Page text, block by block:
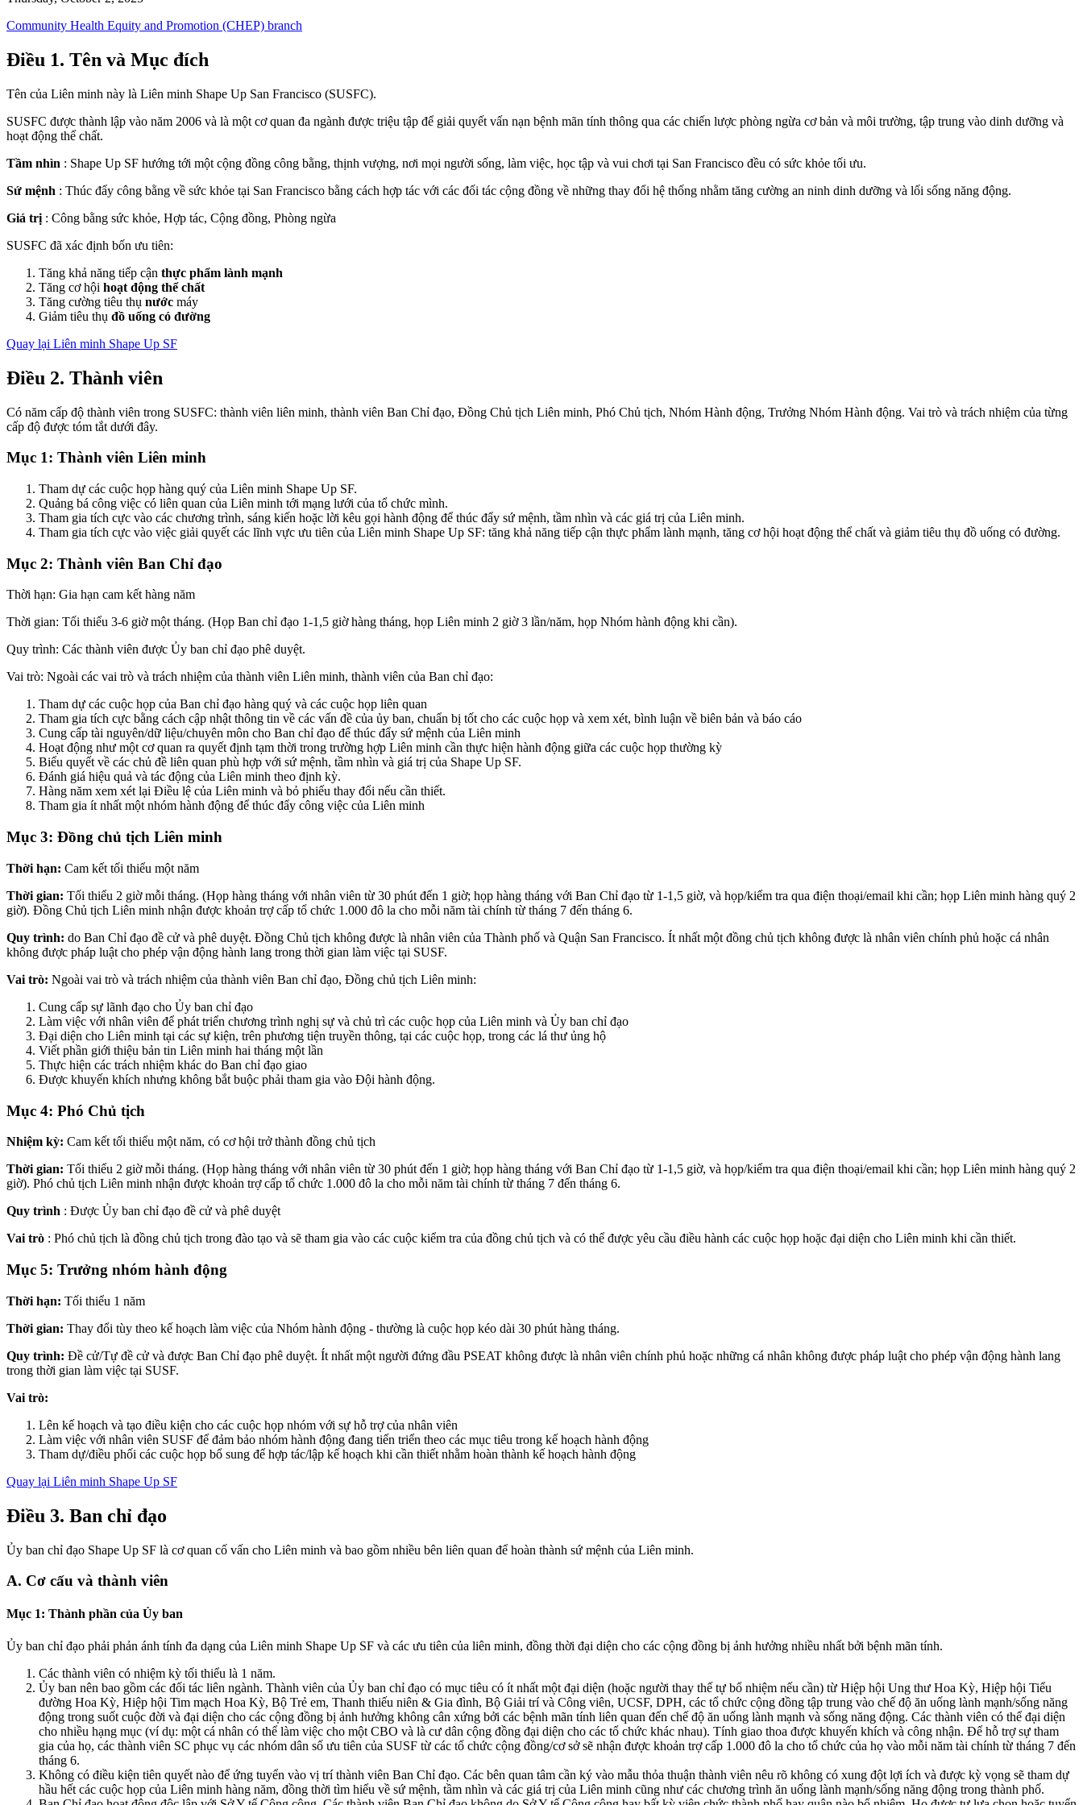
Community Health Equity and Promotion (CHEP) branch
Điều 1. Tên và Mục đích
Tên của Liên minh này là Liên minh Shape Up San Francisco (SUSFC).
SUSFC được thành lập vào năm 2006 và là một cơ quan đa ngành được triệu tập để giải quyết vấn nạn bệnh mãn tính thông qua các chiến lược phòng ngừa cơ bản và môi trường, tập trung vào dinh dưỡng và
hoạt động thể chất.
Tầm nhìn : Shape Up SF hướng tới một cộng đồng công bằng, thịnh vượng, nơi mọi người sống, làm việc, học tập và vui chơi tại San Francisco đều có sức khỏe tối ưu.
Sứ mệnh : Thúc đẩy công bằng về sức khỏe tại San Francisco bằng cách hợp tác với các đối tác cộng đồng về những thay đổi hệ thống nhằm tăng cường an ninh dinh dưỡng và lối sống năng động.
Giá trị : Công bằng sức khỏe, Hợp tác, Cộng đồng, Phòng ngừa
SUSFC đã xác định bốn ưu tiên:
Tăng khả năng tiếp cận thực phẩm lành mạnh
Tăng cơ hội hoạt động thể chất
Tăng cường tiêu thụ nước máy
Giảm tiêu thụ đồ uống có đường
Quay lại Liên minh Shape Up SF
Điều 2. Thành viên
Có năm cấp độ thành viên trong SUSFC: thành viên liên minh, thành viên Ban Chỉ đạo, Đồng Chủ tịch Liên minh, Phó Chủ tịch, Nhóm Hành động, Trưởng Nhóm Hành động. Vai trò và trách nhiệm của từng
cấp độ được tóm tắt dưới đây.
Mục 1: Thành viên Liên minh
Tham dự các cuộc họp hàng quý của Liên minh Shape Up SF.
Quảng bá công việc có liên quan của Liên minh tới mạng lưới của tổ chức mình.
Tham gia tích cực vào các chương trình, sáng kiến hoặc lời kêu gọi hành động để thúc đẩy sứ mệnh, tầm nhìn và các giá trị của Liên minh.
Tham gia tích cực vào việc giải quyết các lĩnh vực ưu tiên của Liên minh Shape Up SF: tăng khả năng tiếp cận thực phẩm lành mạnh, tăng cơ hội hoạt động thể chất và giảm tiêu thụ đồ uống có đường.
Mục 2: Thành viên Ban Chỉ đạo
Thời hạn: Gia hạn cam kết hàng năm
Thời gian: Tối thiểu 3-6 giờ một tháng. (Họp Ban chỉ đạo 1-1,5 giờ hàng tháng, họp Liên minh 2 giờ 3 lần/năm, họp Nhóm hành động khi cần).
Quy trình: Các thành viên được Ủy ban chỉ đạo phê duyệt.
Vai trò: Ngoài các vai trò và trách nhiệm của thành viên Liên minh, thành viên của Ban chỉ đạo:
Tham dự các cuộc họp của Ban chỉ đạo hàng quý và các cuộc họp liên quan
Tham gia tích cực bằng cách cập nhật thông tin về các vấn đề của ủy ban, chuẩn bị tốt cho các cuộc họp và xem xét, bình luận về biên bản và báo cáo
Cung cấp tài nguyên/dữ liệu/chuyên môn cho Ban chỉ đạo để thúc đẩy sứ mệnh của Liên minh
Hoạt động như một cơ quan ra quyết định tạm thời trong trường hợp Liên minh cần thực hiện hành động giữa các cuộc họp thường kỳ
Biểu quyết về các chủ đề liên quan phù hợp với sứ mệnh, tầm nhìn và giá trị của Shape Up SF.
Đánh giá hiệu quả và tác động của Liên minh theo định kỳ.
Hàng năm xem xét lại Điều lệ của Liên minh và bỏ phiếu thay đổi nếu cần thiết.
Tham gia ít nhất một nhóm hành động để thúc đẩy công việc của Liên minh
Mục 3: Đồng chủ tịch Liên minh
Thời hạn: Cam kết tối thiểu một năm
Thời gian: Tối thiểu 2 giờ mỗi tháng. (Họp hàng tháng với nhân viên từ 30 phút đến 1 giờ; họp hàng tháng với Ban Chỉ đạo từ 1-1,5 giờ, và họp/kiểm tra qua điện thoại/email khi cần; họp Liên minh hàng quý 2
giờ). Đồng Chủ tịch Liên minh nhận được khoản trợ cấp tổ chức 1.000 đô la cho mỗi năm tài chính từ tháng 7 đến tháng 6.
Quy trình: do Ban Chỉ đạo đề cử và phê duyệt. Đồng Chủ tịch không được là nhân viên của Thành phố và Quận San Francisco. Ít nhất một đồng chủ tịch không được là nhân viên chính phủ hoặc cá nhân
không được pháp luật cho phép vận động hành lang trong thời gian làm việc tại SUSF.
Vai trò: Ngoài vai trò và trách nhiệm của thành viên Ban chỉ đạo, Đồng chủ tịch Liên minh:
Cung cấp sự lãnh đạo cho Ủy ban chỉ đạo
Làm việc với nhân viên để phát triển chương trình nghị sự và chủ trì các cuộc họp của Liên minh và Ủy ban chỉ đạo
Đại diện cho Liên minh tại các sự kiện, trên phương tiện truyền thông, tại các cuộc họp, trong các lá thư ủng hộ
Viết phần giới thiệu bản tin Liên minh hai tháng một lần
Thực hiện các trách nhiệm khác do Ban chỉ đạo giao
Được khuyến khích nhưng không bắt buộc phải tham gia vào Đội hành động.
Mục 4: Phó Chủ tịch
Nhiệm kỳ: Cam kết tối thiểu một năm, có cơ hội trở thành đồng chủ tịch
Thời gian: Tối thiểu 2 giờ mỗi tháng. (Họp hàng tháng với nhân viên từ 30 phút đến 1 giờ; họp hàng tháng với Ban Chỉ đạo từ 1-1,5 giờ, và họp/kiểm tra qua điện thoại/email khi cần; họp Liên minh hàng quý 2
giờ). Phó chủ tịch Liên minh nhận được khoản trợ cấp tổ chức 1.000 đô la cho mỗi năm tài chính từ tháng 7 đến tháng 6.
Quy trình : Được Ủy ban chỉ đạo đề cử và phê duyệt
Vai trò : Phó chủ tịch là đồng chủ tịch trong đào tạo và sẽ tham gia vào các cuộc kiểm tra của đồng chủ tịch và có thể được yêu cầu điều hành các cuộc họp hoặc đại diện cho Liên minh khi cần thiết.
Mục 5: Trưởng nhóm hành động
Thời hạn: Tối thiểu 1 năm
Thời gian: Thay đổi tùy theo kế hoạch làm việc của Nhóm hành động - thường là cuộc họp kéo dài 30 phút hàng tháng.
Quy trình: Đề cử/Tự đề cử và được Ban Chỉ đạo phê duyệt. Ít nhất một người đứng đầu PSEAT không được là nhân viên chính phủ hoặc những cá nhân không được pháp luật cho phép vận động hành lang
trong thời gian làm việc tại SUSF.
Vai trò:
Lên kế hoạch và tạo điều kiện cho các cuộc họp nhóm với sự hỗ trợ của nhân viên
Làm việc với nhân viên SUSF để đảm bảo nhóm hành động đang tiến triển theo các mục tiêu trong kế hoạch hành động
Tham dự/điều phối các cuộc họp bổ sung để hợp tác/lập kế hoạch khi cần thiết nhằm hoàn thành kế hoạch hành động
Quay lại Liên minh Shape Up SF
Điều 3. Ban chỉ đạo
Ủy ban chỉ đạo Shape Up SF là cơ quan cố vấn cho Liên minh và bao gồm nhiều bên liên quan để hoàn thành sứ mệnh của Liên minh.
A. Cơ cấu và thành viên
Mục 1: Thành phần của Ủy ban
Ủy ban chỉ đạo phải phản ánh tính đa dạng của Liên minh Shape Up SF và các ưu tiên của liên minh, đồng thời đại diện cho các cộng đồng bị ảnh hưởng nhiều nhất bởi bệnh mãn tính.
Các thành viên có nhiệm kỳ tối thiểu là 1 năm.
Ủy ban nên bao gồm các đối tác liên ngành. Thành viên của Ủy ban chỉ đạo có mục tiêu có ít nhất một đại diện (hoặc người thay thế tự bổ nhiệm nếu cần) từ Hiệp hội Ung thư Hoa Kỳ, Hiệp hội Tiểu
đường Hoa Kỳ, Hiệp hội Tim mạch Hoa Kỳ, Bộ Trẻ em, Thanh thiếu niên & Gia đình, Bộ Giải trí và Công viên, UCSF, DPH, các tổ chức cộng đồng tập trung vào chế độ ăn uống lành mạnh/sống năng
động trong suốt cuộc đời và đại diện cho các cộng đồng bị ảnh hưởng không cân xứng bởi các bệnh mãn tính liên quan đến chế độ ăn uống lành mạnh và sống năng động. Các thành viên có thể đại diện
cho nhiều hạng mục (ví dụ: một cá nhân có thể làm việc cho một CBO và là cư dân cộng đồng đại diện cho các tổ chức khác nhau). Tính giao thoa được khuyến khích và công nhận. Để hỗ trợ sự tham
gia của họ, các thành viên SC phục vụ các nhóm dân số ưu tiên của SUSF từ các tổ chức cộng đồng/cơ sở sẽ nhận được khoản trợ cấp 1.000 đô la cho tổ chức của họ vào mỗi năm tài chính từ tháng 7 đến
tháng 6.
Không có điều kiện tiên quyết nào để ứng tuyển vào vị trí thành viên Ban Chỉ đạo. Các bên quan tâm cần ký vào mẫu thỏa thuận thành viên nêu rõ không có xung đột lợi ích và được kỳ vọng sẽ tham dự
hầu hết các cuộc họp của Liên minh hàng năm, đồng thời tìm hiểu về sứ mệnh, tầm nhìn và các giá trị của Liên minh cũng như các chương trình ăn uống lành mạnh/sống năng động trong thành phố.